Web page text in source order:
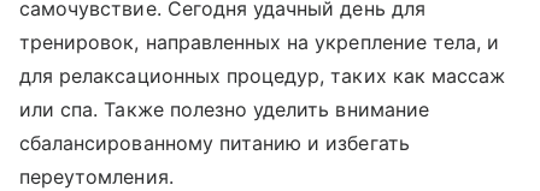
самочувствие. Сегодня удачный день для
тренировок, направленных на укрепление тела, и
для релаксационных процедур, таких как массаж
или спа. Также полезно уделить внимание
сбалансированному питанию и избегать
переутомления.